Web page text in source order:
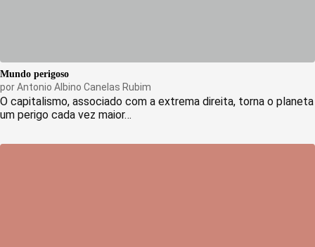
Mundo perigoso
porAntonio Albino Canelas Rubim
O capitalismo, associado com a extrema direita, torna o planeta
um perigo cada vez maior…